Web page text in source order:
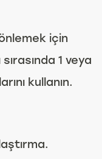
için
1 veya
kullanın.